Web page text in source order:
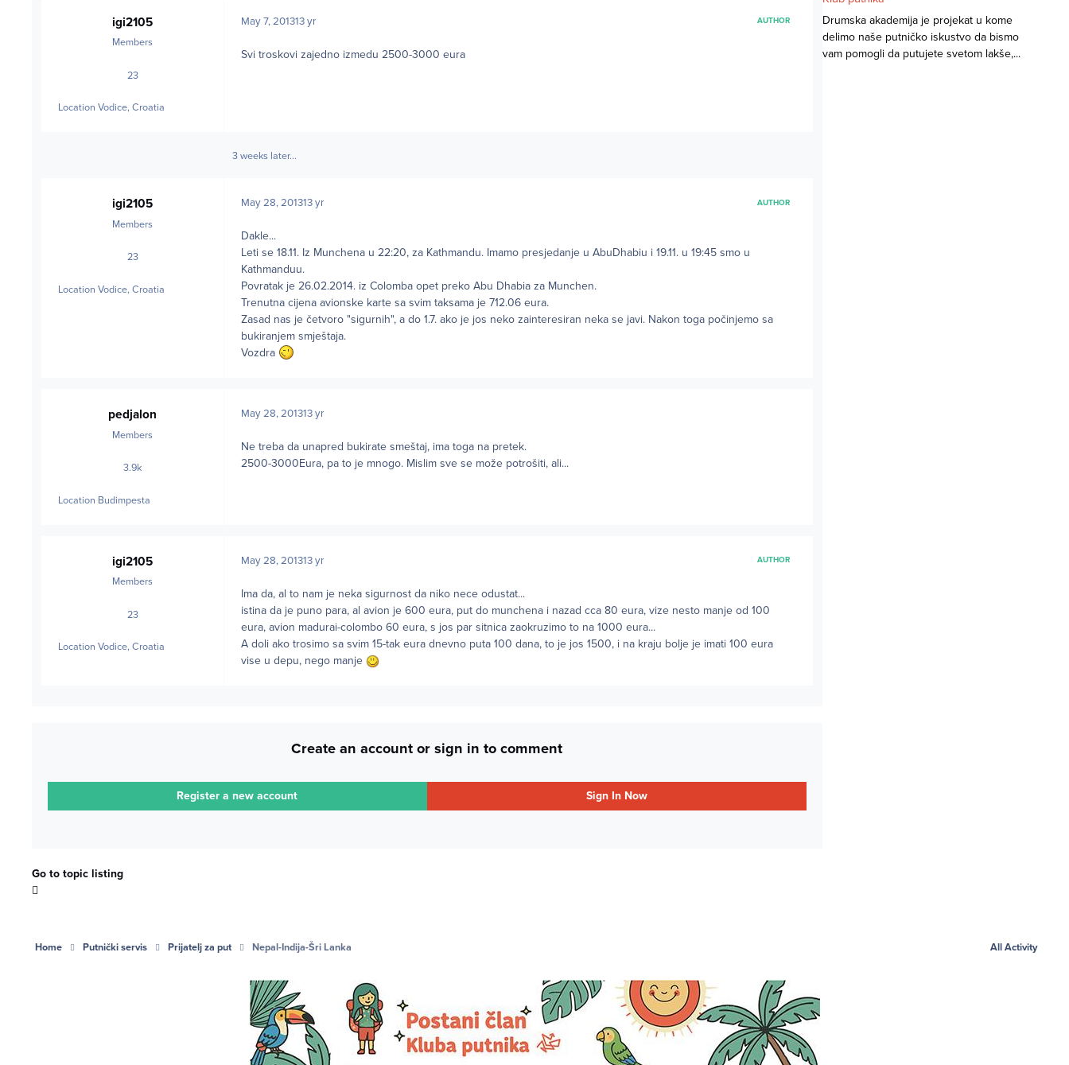
igi2105
Members
23posts
Location Vodice, Croatia
May 7, 201313 yr AUTHOR
Svi troskovi zajedno izmedu 2500-3000 eura
3 weeks later...
igi2105
Members
23posts
Location Vodice, Croatia
May 28, 201313 yr AUTHOR
Dakle...
Leti se 18.11. Iz Munchena u 22:20, za Kathmandu. Imamo presjedanje u AbuDhabiu i 19.11. u 19:45 smo u
Kathmanduu.
Povratak je 26.02.2014. iz Colomba opet preko Abu Dhabia za Munchen.
Trenutna cijena avionske karte sa svim taksama je 712.06 eura.
Zasad nas je četvoro "sigurnih", a do 1.7. ako je jos neko zainteresiran neka se javi. Nakon toga počinjemo sa
bukiranjem smještaja.
Vozdra
pedjalon
Members
3.9kposts
Location Budimpesta
May 28, 201313 yr
Ne treba da unapred bukirate smeštaj, ima toga na pretek.
2500-3000Eura, pa to je mnogo. Mislim sve se može potrošiti, ali...
igi2105
Members
23posts
Location Vodice, Croatia
May 28, 201313 yr AUTHOR
Ima da, al to nam je neka sigurnost da niko nece odustat...
istina da je puno para, al avion je 600 eura, put do munchena i nazad cca 80 eura, vize nesto manje od 100
eura, avion madurai-colombo 60 eura, s jos par sitnica zaokruzimo to na 1000 eura...
A doli ako trosimo sa svim 15-tak eura dnevno puta 100 dana, to je jos 1500, i na kraju bolje je imati 100 eura
vise u depu, nego manje
Create an account or sign in to comment
Register a new account Sign In Now
Go to topic listing
Drumska akademija je projekat u kome
delimo naše putničko iskustvo da bismo
vam pomogli da putujete svetom lakše,...
Home Putnički servis Prijatelj za put Nepal-Indija-Šri Lanka All Activity